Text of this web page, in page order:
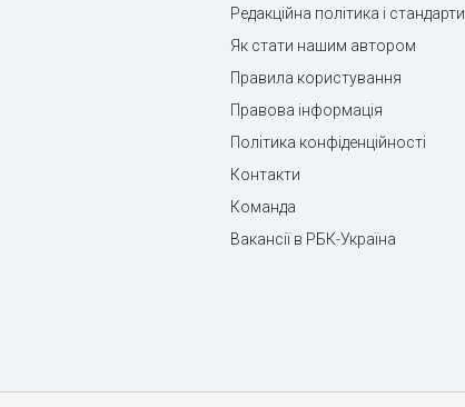
Редакційна політика і стандарти
Як стати нашим автором
Правила користування
Правова інформація
Політика конфіденційності
Контакти
Команда
Вакансії в РБК-Україна